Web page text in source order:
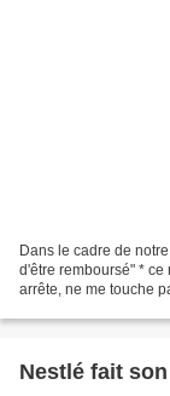
Dans le cadre de
d'être remboursé" * ce
arrête, ne me touche
Nestlé fait